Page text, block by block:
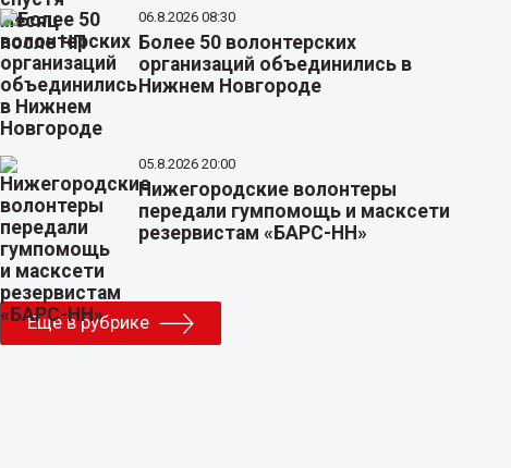
06.8.2026 08:30
Более 50 волонтерских
организаций объединились в
Нижнем Новгороде
05.8.2026 20:00
Нижегородские волонтеры
передали гумпомощь и масксети
резервистам «БАРС-НН»
Еще в рубрике